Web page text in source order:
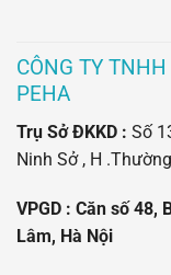
CÔNG TY
PEHA
Trụ Sở ĐKKD : Số
Ninh Sở , H
VPGD : Căn số 48,
Lâm, Hà Nội